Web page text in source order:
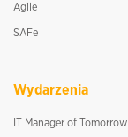
Agile
SAFe
Wydarzenia
IT Manager of Tomorrow